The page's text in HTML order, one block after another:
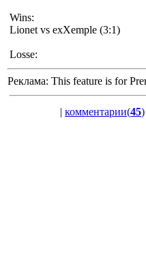
Wins:
Lionet vs exXemple (3:1)
Losse:
Реклама: This feature is for
| комментарии(45)